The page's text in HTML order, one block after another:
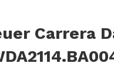
Carrera